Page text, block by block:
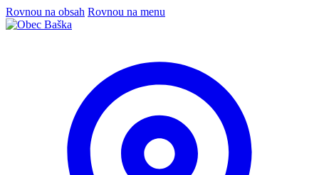
Rovnou na obsah Rovnou na menu